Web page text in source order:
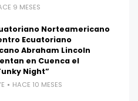
9 MESES
Norteamericano
Ecuatoriano
Abraham Lincoln
en Cuenca el
Night”
HACE 10 MESES